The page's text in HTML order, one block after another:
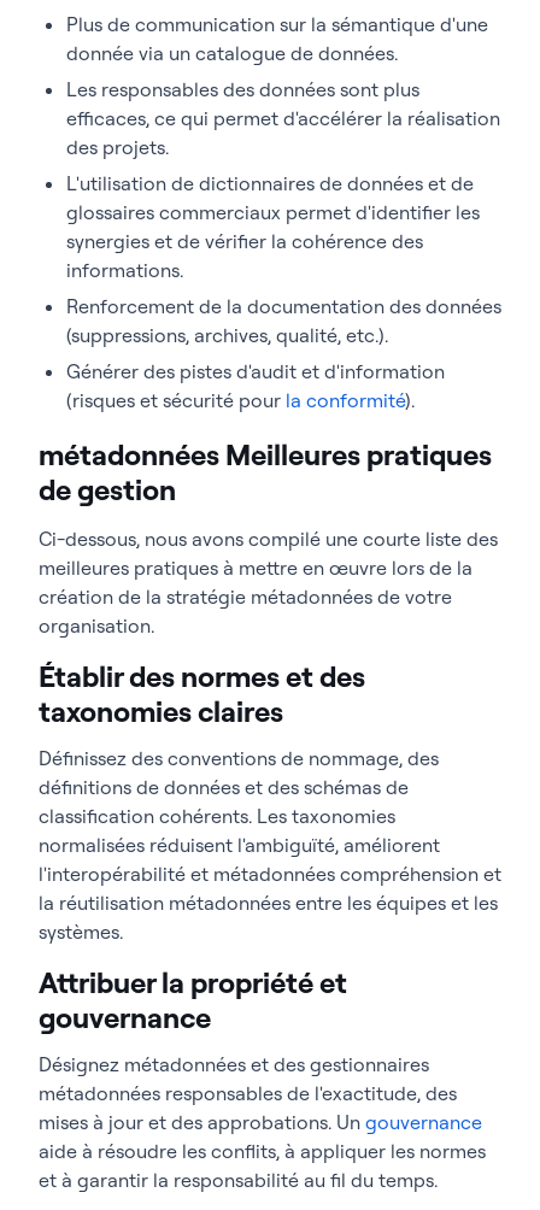
Plus de communication sur la sémantique d'une
donnée via un catalogue de données.
Les responsables des données sont plus
efficaces, ce qui permet d'accélérer la réalisation
des projets.
L'utilisation de dictionnaires de données et de
glossaires commerciaux permet d'identifier les
synergies et de vérifier la cohérence des
informations.
Renforcement de la documentation des données
(suppressions, archives, qualité, etc.).
Générer des pistes d'audit et d'information
(risques et sécurité pour la conformité).
métadonnées Meilleures pratiques
de gestion
Ci-dessous, nous avons compilé une courte liste des
meilleures pratiques à mettre en œuvre lors de la
création de la stratégie métadonnées de votre
organisation.
Établir des normes et des
taxonomies claires
Définissez des conventions de nommage, des
définitions de données et des schémas de
classification cohérents. Les taxonomies
normalisées réduisent l'ambiguïté, améliorent
l'interopérabilité et métadonnées compréhension et
la réutilisation métadonnées entre les équipes et les
systèmes.
Attribuer la propriété et
gouvernance
Désignez métadonnées et des gestionnaires
métadonnées responsables de l'exactitude, des
mises à jour et des approbations. Un gouvernance
aide à résoudre les conflits, à appliquer les normes
et à garantir la responsabilité au fil du temps.